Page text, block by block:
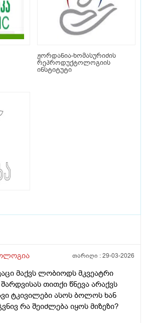
ჟორდანია-ხომასურიძის
რეპროდუქტოლოგიის
ინსტიტუტი
თარიღი :29-03-2026
მაქვს ლობიოდს მკვეატრი
თითქი წნევა არაქვს
ტკივილები ასოს ბოლოს ხან
რა შეიძლება იყოს მიზეზი?